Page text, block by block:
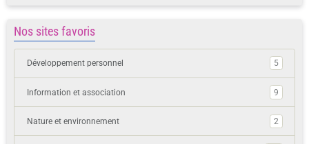
Nos sites favoris
Développement personnel 5
Information et association 9
Nature et environnement 2